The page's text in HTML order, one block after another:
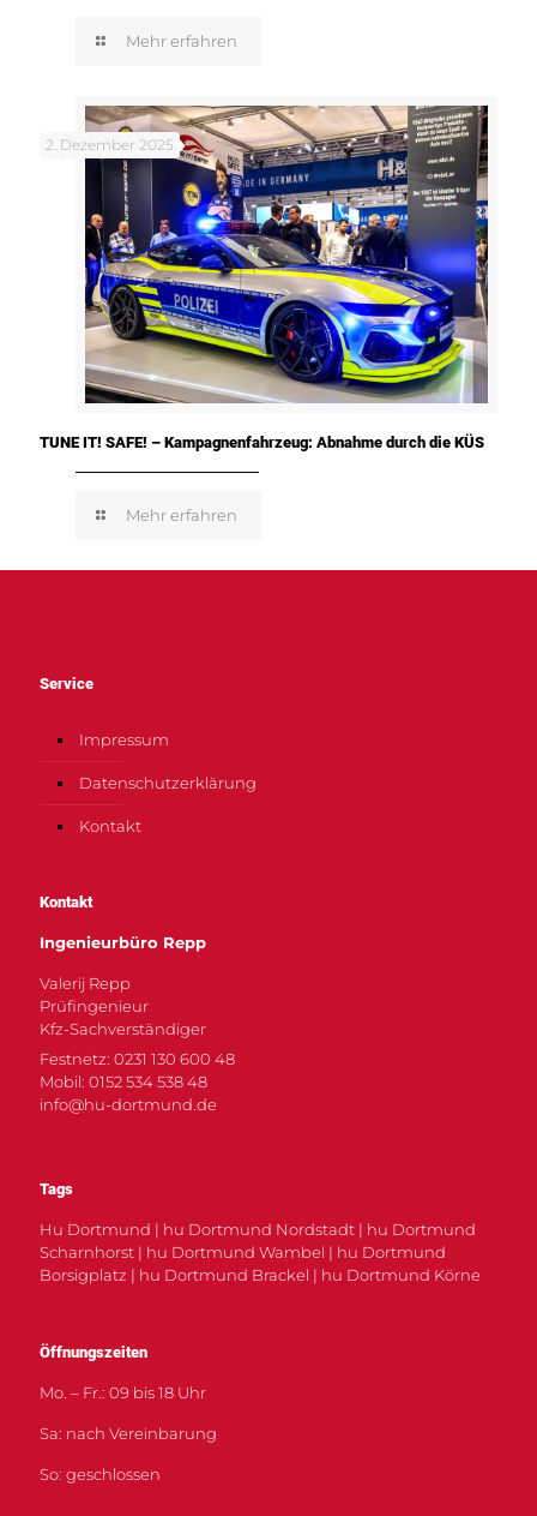
Mehr erfahren
2. Dezember 2025
TUNE IT! SAFE! – Kampagnenfahrzeug: Abnahme durch die KÜS
Mehr erfahren
Service
Impressum
Datenschutzerklärung
Kontakt
Kontakt
Ingenieurbüro Repp
Valerij Repp
Prüfingenieur
Kfz-Sachverständiger
Festnetz: 0231 130 600 48
Mobil: 0152 534 538 48
info@hu-dortmund.de
Tags
Hu Dortmund | hu Dortmund Nordstadt | hu Dortmund
Scharnhorst | hu Dortmund Wambel | hu Dortmund
Borsigplatz | hu Dortmund Brackel | hu Dortmund Körne
Öffnungszeiten
Mo. – Fr.: 09 bis 18 Uhr
Sa: nach Vereinbarung
So: geschlossen